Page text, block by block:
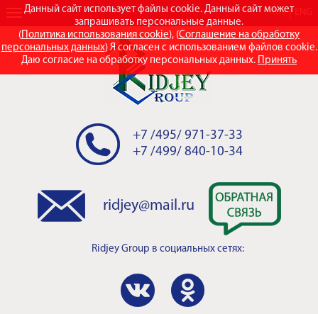
Данный сайт использует файлы cookie. Данный сайт может
запрашивать персональные данные.
(Политика использования cookie), (Соглашение на обработку
персональных данных) Я согласен с использованием файлов cookie.
Даю согласие на обработку персональных данных. Принять
RUS
+7 /495/ 971-37-33
+7 /499/ 840-10-34
ridjey@mail.ru
Ridjey Group в социальных сетях: